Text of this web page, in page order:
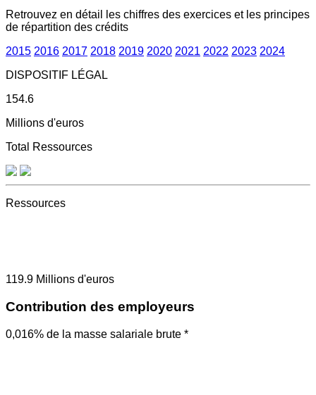
Retrouvez en détail les chiffres des exercices et les principes
de répartition des crédits
2015 2016 2017 2018 2019 2020 2021 2022 2023 2024
DISPOSITIF LÉGAL
154.6
Millions d'euros
Total Ressources
Ressources
119.9 Millions d'euros
Contribution des employeurs
0,016% de la masse salariale brute *